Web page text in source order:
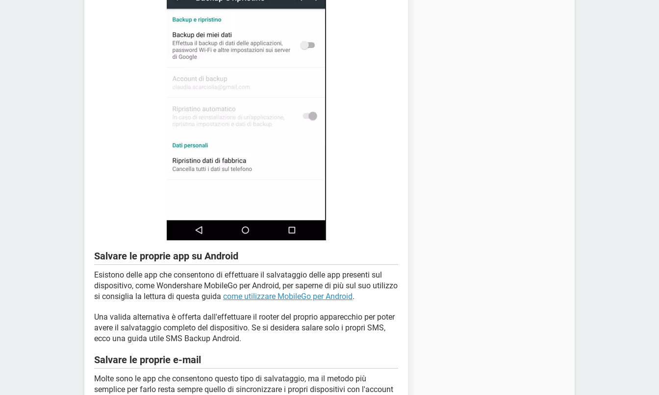
Salvare le proprie app su Android
Esistono delle app che consentono di effettuare il salvataggio delle app presenti sul
dispositivo, come Wondershare MobileGo per Android, per saperne di più sul suo utilizzo
si consiglia la lettura di questa guida come utilizzare MobileGo per Android.
Una valida alternativa è offerta dall'effettuare il rooter del proprio apparecchio per poter
avere il salvataggio completo del dispositivo. Se si desidera salare solo i propri SMS,
ecco una guida utile SMS Backup Android.
Salvare le proprie e-mail
Molte sono le app che consentono questo tipo di salvataggio, ma il metodo più
semplice per farlo resta sempre quello di sincronizzare i propri dispositivi con l'account